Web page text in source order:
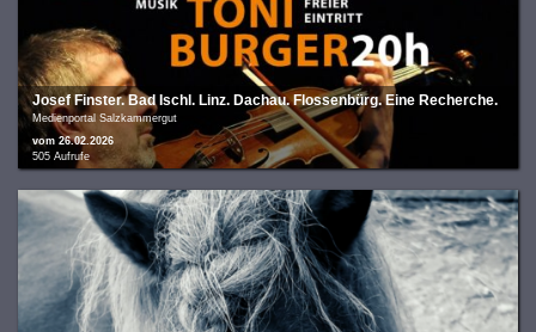
Josef Finster. Bad Ischl. Linz. Dachau. Flossenbürg. Eine Recherche.
Medienportal Salzkammergut
vom 26.02.2026
505 Aufrufe